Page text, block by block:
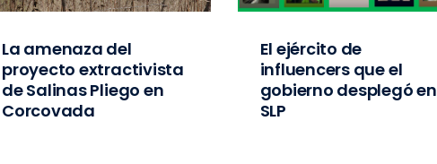
La amenaza del
proyecto extractivista
de Salinas Pliego en
Corcovada
El ejército de
influencers que el
gobierno desplegó en
SLP